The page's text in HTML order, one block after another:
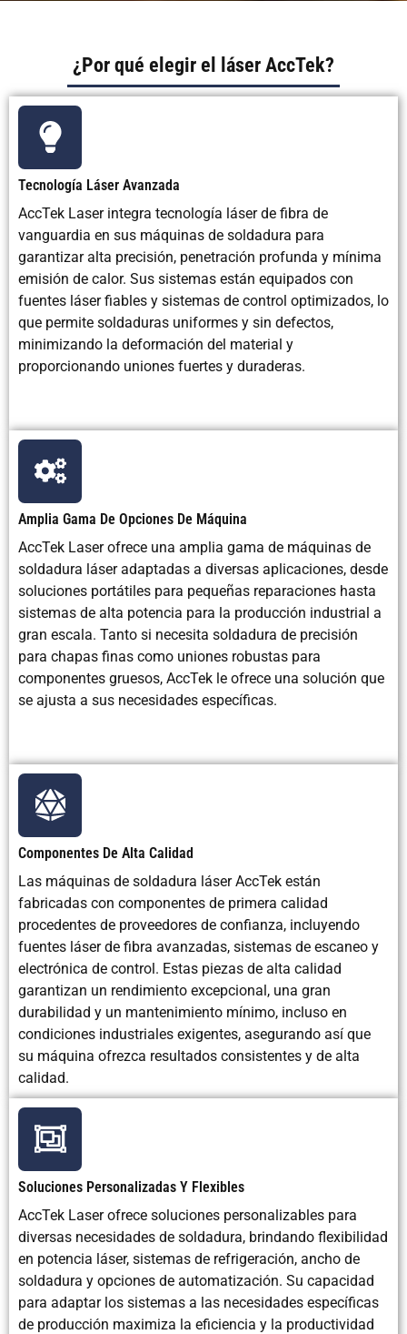
¿Por qué elegir el láser AccTek?
Tecnología Láser Avanzada
AccTek Laser integra tecnología láser de fibra de
vanguardia en sus máquinas de soldadura para
garantizar alta precisión, penetración profunda y mínima
emisión de calor. Sus sistemas están equipados con
fuentes láser fiables y sistemas de control optimizados, lo
que permite soldaduras uniformes y sin defectos,
minimizando la deformación del material y
proporcionando uniones fuertes y duraderas.
Amplia Gama De Opciones De Máquina
AccTek Laser ofrece una amplia gama de máquinas de
soldadura láser adaptadas a diversas aplicaciones, desde
soluciones portátiles para pequeñas reparaciones hasta
sistemas de alta potencia para la producción industrial a
gran escala. Tanto si necesita soldadura de precisión
para chapas finas como uniones robustas para
componentes gruesos, AccTek le ofrece una solución que
se ajusta a sus necesidades específicas.
Componentes De Alta Calidad
Las máquinas de soldadura láser AccTek están
fabricadas con componentes de primera calidad
procedentes de proveedores de confianza, incluyendo
fuentes láser de fibra avanzadas, sistemas de escaneo y
electrónica de control. Estas piezas de alta calidad
garantizan un rendimiento excepcional, una gran
durabilidad y un mantenimiento mínimo, incluso en
condiciones industriales exigentes, asegurando así que
su máquina ofrezca resultados consistentes y de alta
calidad.
Soluciones Personalizadas Y Flexibles
AccTek Laser ofrece soluciones personalizables para
diversas necesidades de soldadura, brindando flexibilidad
en potencia láser, sistemas de refrigeración, ancho de
soldadura y opciones de automatización. Su capacidad
para adaptar los sistemas a las necesidades específicas
de producción maximiza la eficiencia y la productividad